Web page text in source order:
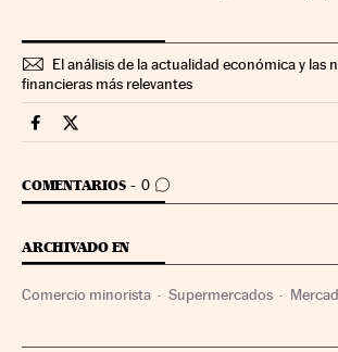
El análisis de la actualidad económica y las
financieras más relevantes
Companias Cinco Días en Facebook
Companias Cinco Días en Twitter
COMENTARIOS 0
IR A LOS COMENTARIOS
ARCHIVADO EN
Comercio minorista Supermercados